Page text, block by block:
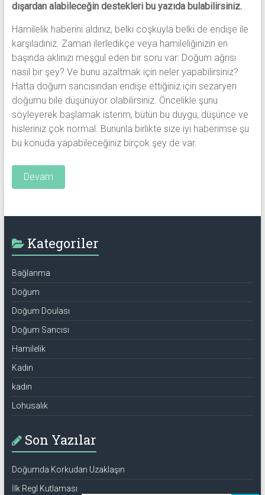
dışardan alabileceğin destekleri bu yazıda bulabilirsiniz.
Hamilelik haberini aldınız, belki coşkuyla belki de endişe ile
karşıladınız. Zaman ilerledikçe veya hamileliğinizin en
başında aklınızı meşgul eden bir soru var: Doğum ağrısı
nasıl bir şey? Ve bunu azaltmak için neler yapabilirsiniz?
Hatta doğum sancısından endişe ettiğiniz için sezaryen
doğumu bile düşünüyor olabilirsiniz. Öncelikle şunu
söyleyerek başlamak isterim, bütün bu duygu, düşünce ve
hisleriniz çok normal. Bununla birlikte size iyi haberimse şu
bu konuda yapabileceğiniz birçok şey de var.
Devam
Kategoriler
Bağlanma
Doğum
Doğum Doulası
Doğum Sancısı
Hamilelik
Kadın
kadın
Lohusalık
Son Yazılar
Doğumda Korkudan Uzaklaşın
İlk Regl Kutlaması